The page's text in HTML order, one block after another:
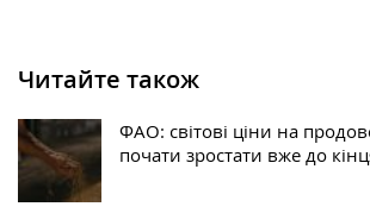
Читайте також
ФАО: світові ціни на
почати зростати вже до